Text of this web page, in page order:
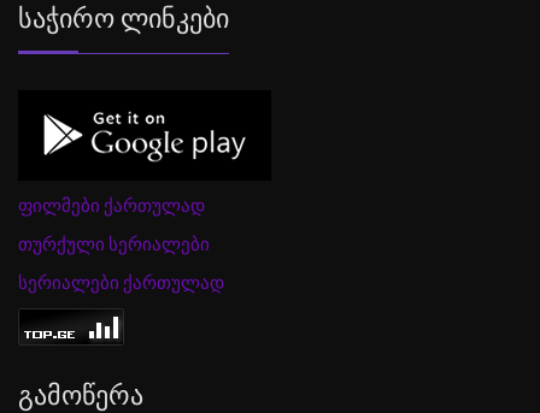
Საჭირო Ლინკები
ფილმები ქართულად
თურქული სერიალები
სერიალები ქართულად
Გამოწერა